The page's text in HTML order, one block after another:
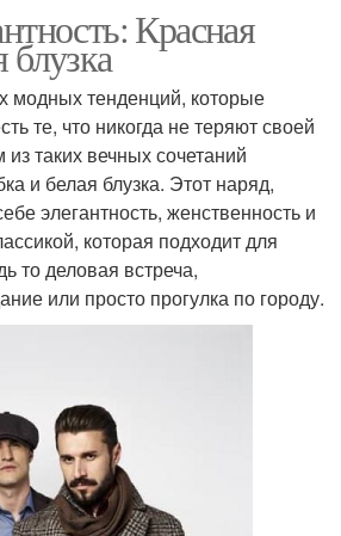
Красная
модных тенденций, которые
те, что никогда не теряют своей
таких вечных сочетаний
и белая блузка. Этот наряд,
элегантность, женственность и
которая подходит для
то деловая встреча,
или просто прогулка по городу.